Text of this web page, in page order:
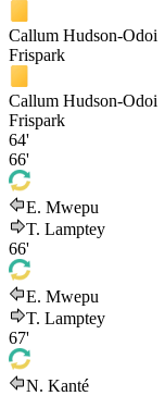
Callum Hudson-Odoi
Frispark
Callum Hudson-Odoi
Frispark
64'
66'
E. Mwepu
T. Lamptey
66'
E. Mwepu
T. Lamptey
67'
N. Kanté